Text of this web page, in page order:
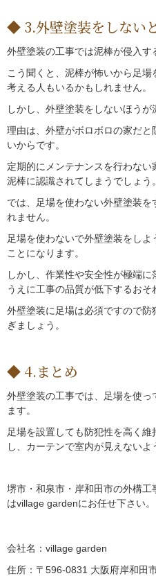
3.外壁塗装をしない
外壁塗装の工事では泥棒が侵入す
こう聞くと、泥棒が怖いから足
考える人もいるかもしれません。
しかし、外壁塗装をしないほうが
理由は、外壁がボロボロの家だ
いからです。
定期的にメンテナンスを行わな
泥棒に認識されてしまうでしょう。
では、足場を使わない外壁塗装
れません。
足場を使わないで外壁塗装をし
ことになります。
しかし、作業性や安全性が極端
うえに工事の品質が低下するおそ
外壁塗装に足場は必須ですので
ぎましょう。
4.まとめ
外壁塗装の工事では、足場を使
ます。
足場を設置しても防犯性を高く
し、カーテンで室内が見えないよ
堺市・和泉市・岸和田市の外構
はvillage gardenにお任せ下さい。
会社名：village garden
住所：〒596-0831 大阪府岸和田